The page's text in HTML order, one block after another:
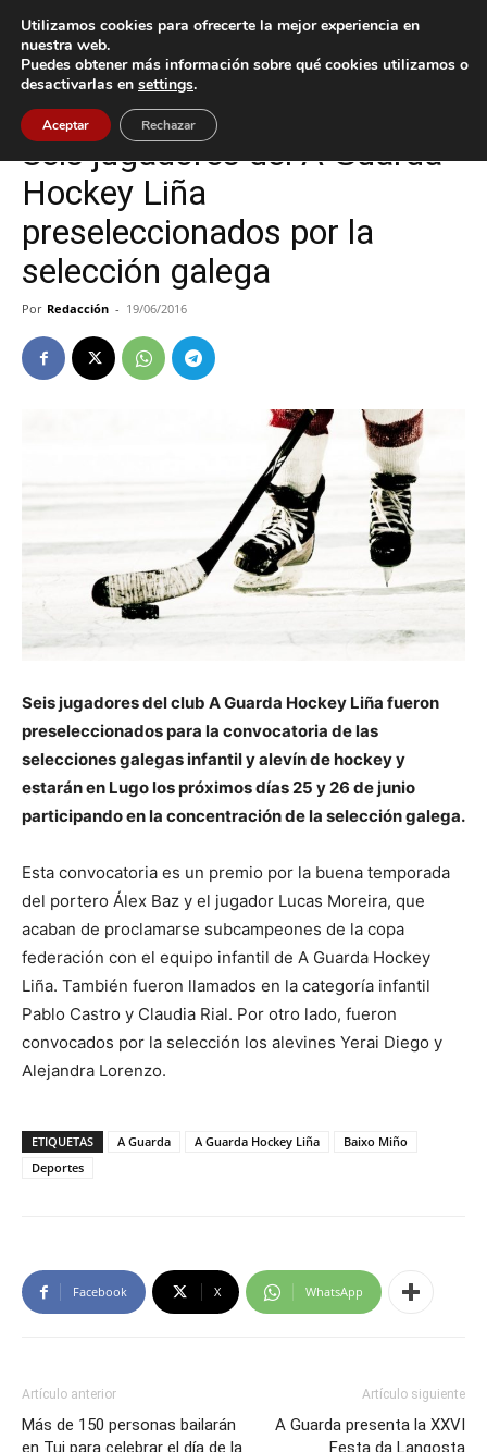
Inicio A Guarda
A Guarda Deportes
Seis jugadores del A Guarda
Hockey Liña
preseleccionados por la
selección galega
Por Redacción - 19/06/2016
Seis jugadores del club A Guarda Hockey Liña fueron
preseleccionados para la convocatoria de las
selecciones galegas infantil y alevín de hockey y
estarán en Lugo los próximos días 25 y 26 de junio
participando en la concentración de la selección galega.
Esta convocatoria es un premio por la buena temporada
del portero Álex Baz y el jugador Lucas Moreira, que
acaban de proclamarse subcampeones de la copa
federación con el equipo infantil de A Guarda Hockey
Liña. También fueron llamados en la categoría infantil
Pablo Castro y Claudia Rial. Por otro lado, fueron
convocados por la selección los alevines Yerai Diego y
Alejandra Lorenzo.
ETIQUETAS A Guarda A Guarda Hockey Liña
Baixo Miño
Deportes
Facebook X WhatsApp
Artículo anterior
Más de 150 personas bailarán
en Tui para celebrar el día de la
Artículo siguiente
A Guarda presenta la XXVI
Festa da Langosta
Utilizamos cookies para ofrecerte la mejor experiencia en
nuestra web.
Puedes obtener más información sobre qué cookies utilizamos o
desactivarlas en settings.
Aceptar Rechazar